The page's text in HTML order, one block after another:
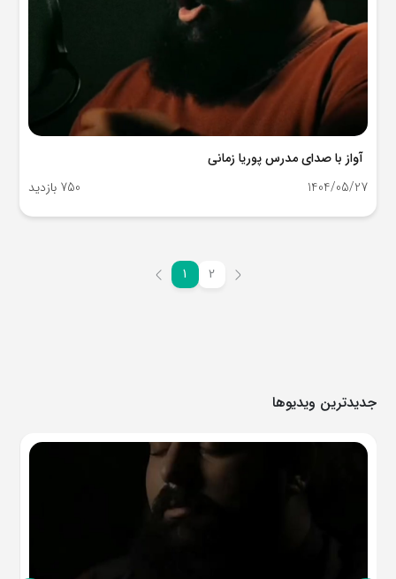
آواز با صدای مدرس پوریا زمانی
750 بازدید
1404/05/27
1 2
جدیدترین ویدیوها